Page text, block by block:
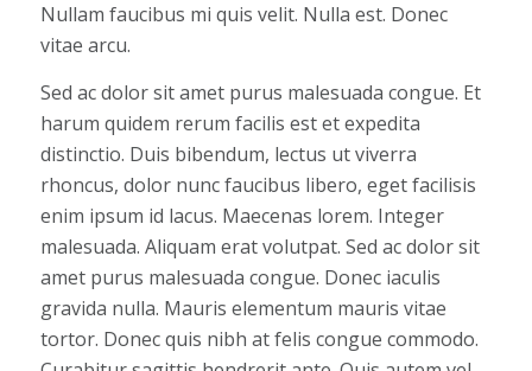
Nullam faucibus mi quis velit. Nulla est. Donec
vitae arcu.
Sed ac dolor sit amet purus malesuada congue. Et
harum quidem rerum facilis est et expedita
distinctio. Duis bibendum, lectus ut viverra
rhoncus, dolor nunc faucibus libero, eget facilisis
enim ipsum id lacus. Maecenas lorem. Integer
malesuada. Aliquam erat volutpat. Sed ac dolor sit
amet purus malesuada congue. Donec iaculis
gravida nulla. Mauris elementum mauris vitae
tortor. Donec quis nibh at felis congue commodo.